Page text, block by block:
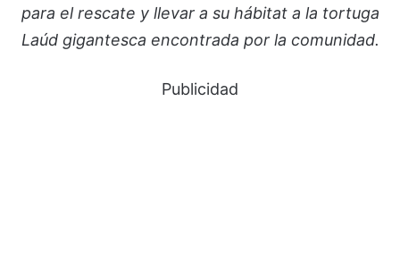
para el rescate y llevar a su hábitat a la tortuga
Laúd gigantesca encontrada por la comunidad.
Publicidad